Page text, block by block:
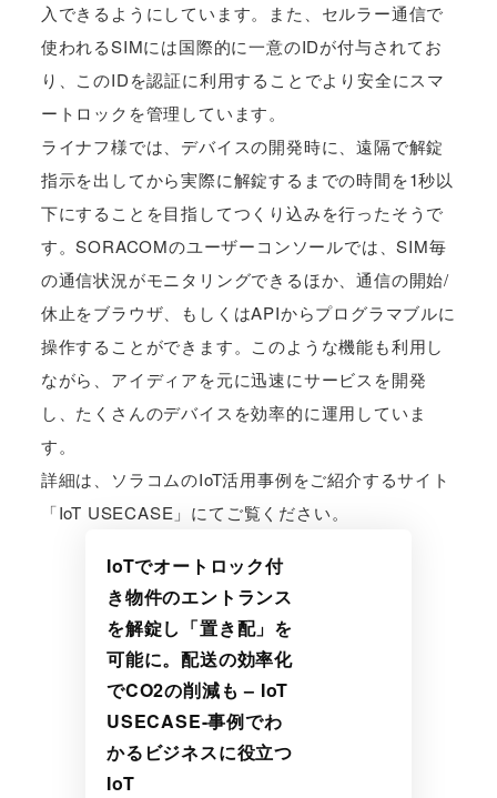
入できるようにしています。また、セルラー通信で
使われるSIMには国際的に一意のIDが付与されてお
り、このIDを認証に利用することでより安全にスマ
ートロックを管理しています。
ライナフ様では、デバイスの開発時に、遠隔で解錠
指示を出してから実際に解錠するまでの時間を1秒以
下にすることを目指してつくり込みを行ったそうで
す。SORACOMのユーザーコンソールでは、SIM毎
の通信状況がモニタリングできるほか、通信の開始/
休止をブラウザ、もしくはAPIからプログラマブルに
操作することができます。このような機能も利用し
ながら、アイディアを元に迅速にサービスを開発
し、たくさんのデバイスを効率的に運用していま
す。
詳細は、ソラコムのIoT活用事例をご紹介するサイト
「IoT USECASE」にてご覧ください。
IoTでオートロック付
き物件のエントランス
を解錠し「置き配」を
可能に。配送の効率化
でCO2の削減も – IoT
USECASE-事例でわ
かるビジネスに役立つ
IoT